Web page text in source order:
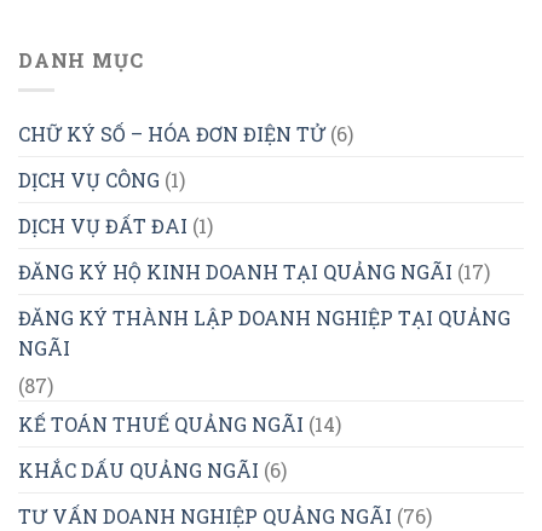
DANH MỤC
CHỮ KÝ SỐ – HÓA ĐƠN ĐIỆN TỬ(6)
DỊCH VỤ CÔNG (1)
DỊCH VỤ ĐẤT ĐAI (1)
ĐĂNG KÝ HỘ KINH DOANH TẠI QUẢNG NGÃI (17)
ĐĂNG KÝ THÀNH LẬP DOANH NGHIỆP TẠI QUẢNG
NGÃI
(87)
KẾ TOÁN THUẾ QUẢNG NGÃI (14)
KHẮC DẤU QUẢNG NGÃI (6)
TƯ VẤN DOANH NGHIỆP QUẢNG NGÃI (76)